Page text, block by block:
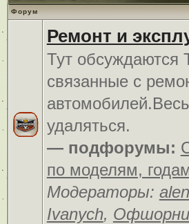
Форум
Ремонт и
Тут обсуждаются
связанные с
удаляться.
— подфорумы:
по моделям,
Модераторы:
Ivanych,